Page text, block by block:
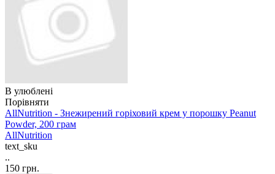
В улюблені
Порівняти
AllNutrition - Знежирений горіховий крем у порошку Peanut
Powder, 200 грам
AllNutrition
text_sku
..
150 грн.